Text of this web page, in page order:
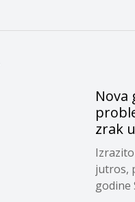
Nova
zrak
jutros,
godine